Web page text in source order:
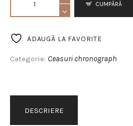
CUMPĂRĂ
ADAUGĂ LA FAVORITE
Categorie: Ceasuri chronograph
DESCRIERE